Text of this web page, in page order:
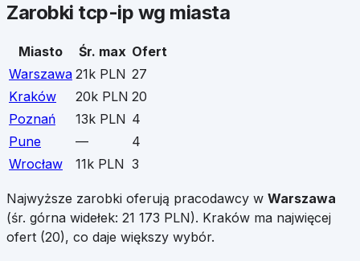
Zarobki tcp-ip wg miasta
Miasto Śr. max Ofert
Warszawa 21k PLN 27
Kraków
20k PLN 20
Poznań
13k PLN 4
Pune
—
4
Wrocław
11k PLN 3
Najwyższe zarobki oferują pracodawcy w Warszawa
(śr. górna widełek: 21 173 PLN). Kraków ma najwięcej
ofert (20), co daje większy wybór.